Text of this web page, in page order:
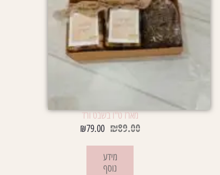
מארז ט"ו בשבט ורד
₪89.00
₪79.00
מידע
נוסף